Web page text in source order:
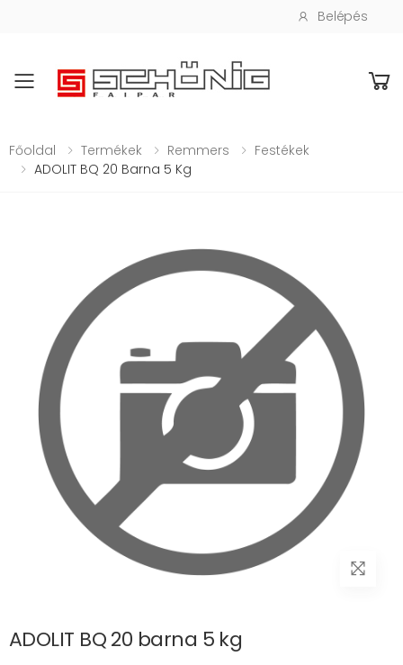
Belépés
Toggle mobile menu
Főoldal Termékek Remmers
Festékek
ADOLIT BQ 20 Barna 5 Kg
ADOLIT BQ 20 barna 5 kg